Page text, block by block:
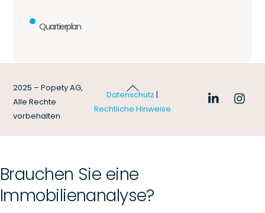
Quartierplan
Back
To
Top
2025 – Popety AG,
Alle Rechte
vorbehalten
Datenschutz |
Rechtliche Hinweise
Brauchen Sie eine
Immobilienanalyse?